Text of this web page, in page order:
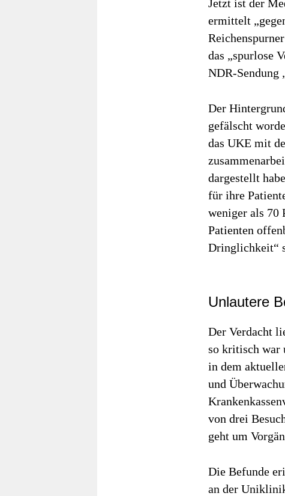
Jetzt ist der
ermittelt
das „spurlose
NDR-Sendung
Der
gefälscht
das UKE mit
dargestellt
für ihre
weniger als 70
Patienten
Dringlichkeit“
Unlautere
Der Verdacht
so kritisch war
in dem
und
von drei
geht um
Die Befunde
an der